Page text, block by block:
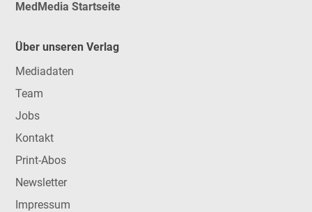
MedMedia Startseite
Über unseren Verlag
Mediadaten
Team
Jobs
Kontakt
Print-Abos
Newsletter
Impressum